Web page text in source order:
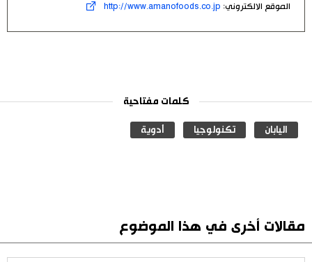
الموقع الالكتروني: http://www.amanofoods.co.jp
كلمات مفتاحية
اليابان تكنولوجيا أدوية
مقالات أخرى في هذا الموضوع